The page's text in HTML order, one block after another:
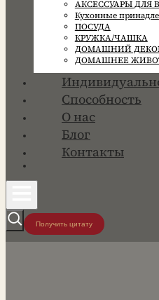
АКСЕССУАРЫ
Кухонные
ПОСУДА
КРУЖКА/ЧАШКА
ДОМАШНИЙ
ДОМАШНЕЕ
Способность
О нас
Блог
Контакты
Получить цитату